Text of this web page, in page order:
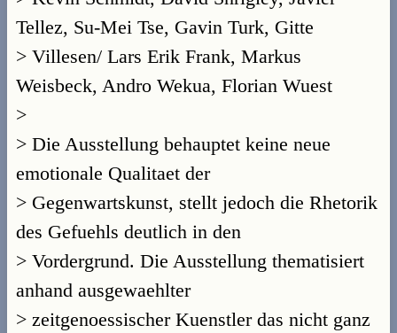
Tellez, Su-Mei Tse, Gavin Turk, Gitte
> Villesen/ Lars Erik Frank, Markus
Weisbeck, Andro Wekua, Florian Wuest
>
> Die Ausstellung behauptet keine neue
emotionale Qualitaet der
> Gegenwartskunst, stellt jedoch die Rhetorik
des Gefuehls deutlich in den
> Vordergrund. Die Ausstellung thematisiert
anhand ausgewaehlter
> zeitgenoessischer Kuenstler das nicht ganz